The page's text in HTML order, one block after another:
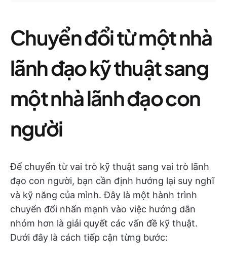
Chuyển đổi từ một nhà
lãnh đạo kỹ thuật sang
một nhà lãnh đạo con
người
Để chuyển từ vai trò kỹ thuật sang vai trò lãnh
đạo con người, bạn cần định hướng lại suy nghĩ
và kỹ năng của mình. Đây là một hành trình
chuyển đổi nhấn mạnh vào việc hướng dẫn
nhóm hơn là giải quyết các vấn đề kỹ thuật.
Dưới đây là cách tiếp cận từng bước: